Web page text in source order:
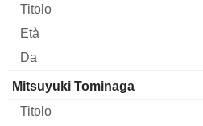
Mitsuyuki Tominaga